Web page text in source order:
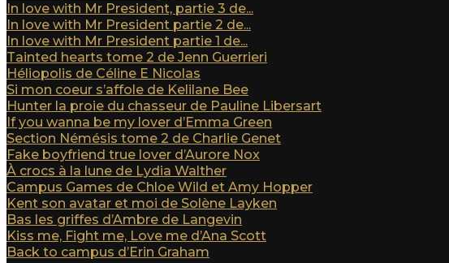
In love with Mr President, partie 3 de...
In love with Mr President partie 2 de...
In love with Mr President partie 1 de...
Tainted hearts tome 2 de Jenn Guerrieri
Héliopolis de Céline E Nicolas
Si mon coeur s’affole de Kelilane Bee
Hunter la proie du chasseur de Pauline Libersart
If you wanna be my lover d’Emma Green
Section Némésis tome 2 de Charlie Genet
Fake boyfriend true lover d’Aurore Nox
À crocs à la lune de Lydia Walther
Campus Games de Chloe Wild et Amy Hopper
Kent son avatar et moi de Solène Layken
Bas les griffes d’Ambre de Langevin
Kiss me, Fight me, Love me d’Ana Scott
Back to campus d’Erin Graham